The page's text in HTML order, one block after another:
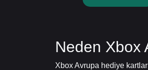
Neden Xbox
Xbox Avrupa hediye